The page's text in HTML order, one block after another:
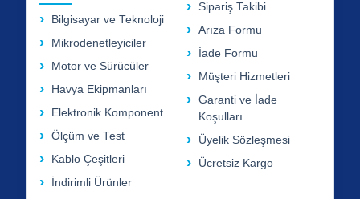
Bilgisayar ve Teknoloji
Mikrodenetleyiciler
Motor ve Sürücüler
Havya Ekipmanları
Elektronik Komponent
Ölçüm ve Test
Kablo Çeşitleri
İndirimli Ürünler
Sipariş Takibi
Arıza Formu
İade Formu
Müşteri Hizmetleri
Garanti ve İade
Koşulları
Üyelik Sözleşmesi
Ücretsiz Kargo